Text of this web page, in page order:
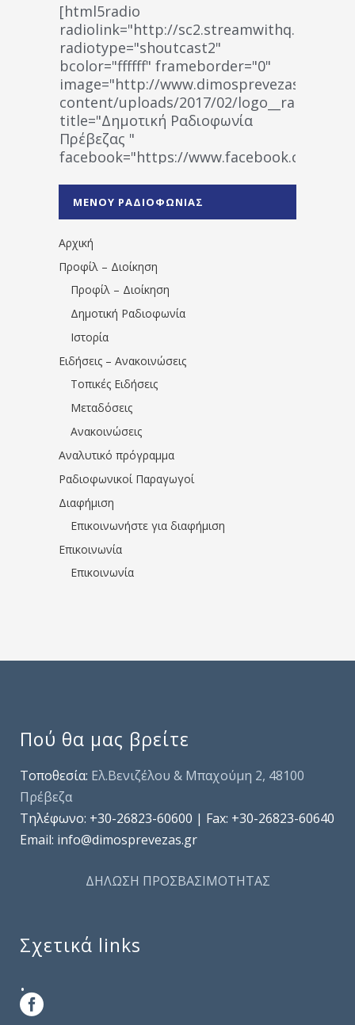
[html5radio
radiolink="http://
radiotype="shoutcast2"
bcolor="ffffff" frameborder="0"
image="http://www.dimosprevezas.gr/wp-
content/uploads/2017/02/
title="Δημοτική Ραδιοφωνία
Πρέβεζας "
facebook="https://www.facebook.com/
1531194763766854/" artist="" ]
ΜΕΝΟΥ ΡΑΔΙΟΦΩΝΙΑΣ
Αρχική
Προφίλ – Διοίκηση
Προφίλ – Διοίκηση
Δημοτική Ραδιοφωνία
Ιστορία
Ειδήσεις – Ανακοινώσεις
Τοπικές Ειδήσεις
Μεταδόσεις
Ανακοινώσεις
Αναλυτικό πρόγραμμα
Ραδιοφωνικοί Παραγωγοί
Διαφήμιση
Επικοινωνήστε για διαφήμιση
Επικοινωνία
Επικοινωνία
Πού θα μας βρείτε
Τοποθεσία: Ελ.Βενιζέλου & Μπαχούμη 2, 48100
Πρέβεζα
Τηλέφωνo: +30-26823-60600 | Fax: +30-26823-60640
Email: info@dimosprevezas.gr
ΔΗΛΩΣΗ ΠΡΟΣΒΑΣΙΜΟΤΗΤΑΣ
Σχετικά links
.